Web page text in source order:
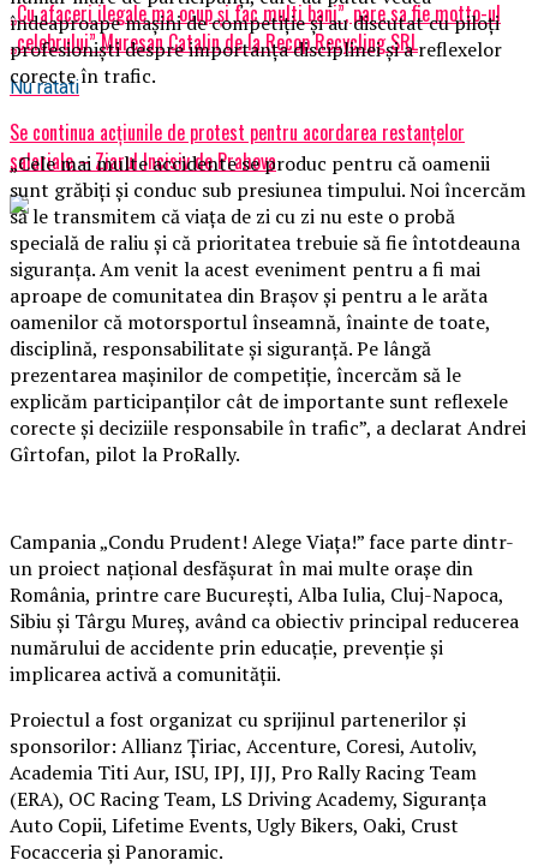
„Cu afaceri ilegale ma ocup și fac multi bani”, pare sa fie motto-ul
„celebrului” Muresan Catalin de la Recop Recycling SRL
Nu ratati
Se continua acțiunile de protest pentru acordarea restanțelor
salariale – Ziarul Incisiv de Prahova
îndeaproape mașini de competiție și au discutat cu piloți
profesioniști despre importanța disciplinei și a reflexelor
corecte în trafic.
„Cele mai multe accidente se produc pentru că oamenii
sunt grăbiți și conduc sub presiunea timpului. Noi încercăm
să le transmitem că viața de zi cu zi nu este o probă
specială de raliu și că prioritatea trebuie să fie întotdeauna
siguranța. Am venit la acest eveniment pentru a fi mai
aproape de comunitatea din Brașov și pentru a le arăta
oamenilor că motorsportul înseamnă, înainte de toate,
disciplină, responsabilitate și siguranță. Pe lângă
prezentarea mașinilor de competiție, încercăm să le
explicăm participanților cât de importante sunt reflexele
corecte și deciziile responsabile în trafic”, a declarat Andrei
Gîrtofan, pilot la ProRally.
Campania „Condu Prudent! Alege Viața!” face parte dintr-
un proiect național desfășurat în mai multe orașe din
România, printre care București, Alba Iulia, Cluj-Napoca,
Sibiu și Târgu Mureș, având ca obiectiv principal reducerea
numărului de accidente prin educație, prevenție și
implicarea activă a comunității.
Proiectul a fost organizat cu sprijinul partenerilor și
sponsorilor: Allianz Țiriac, Accenture, Coresi, Autoliv,
Academia Titi Aur, ISU, IPJ, IJJ, Pro Rally Racing Team
(ERA), OC Racing Team, LS Driving Academy, Siguranța
Auto Copii, Lifetime Events, Ugly Bikers, Oaki, Crust
Focacceria și Panoramic.